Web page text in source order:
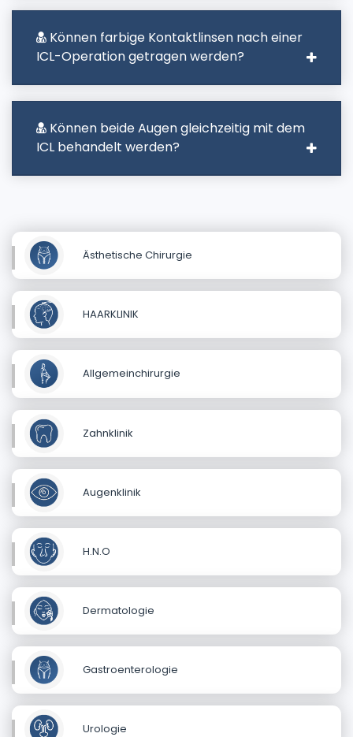
Können farbige Kontaktlinsen nach einer
ICL-Operation getragen werden?
Können beide Augen gleichzeitig mit dem
ICL behandelt werden?
Ästhetische Chirurgie
HAARKLINIK
Allgemeinchirurgie
Zahnklinik
Augenklinik
H.N.O
Dermatologie
Gastroenterologie
Urologie